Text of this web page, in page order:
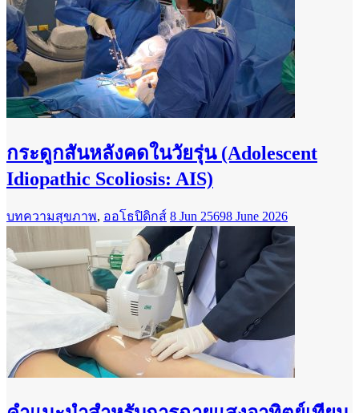
กระดูกสันหลังคดในวัยรุ่น (Adolescent
Idiopathic Scoliosis: AIS)
บทความสุขภาพ, ออโธปิดิกส์ 8 Jun 25698 June 2026